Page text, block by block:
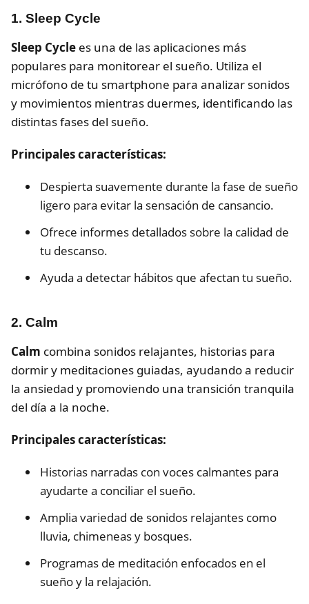
1. Sleep Cycle
Sleep Cycle es una de las aplicaciones más
populares para monitorear el sueño. Utiliza el
micrófono de tu smartphone para analizar sonidos
y movimientos mientras duermes, identificando las
distintas fases del sueño.
Principales características:
Despierta suavemente durante la fase de sueño
ligero para evitar la sensación de cansancio.
Ofrece informes detallados sobre la calidad de
tu descanso.
Ayuda a detectar hábitos que afectan tu sueño.
2. Calm
Calm combina sonidos relajantes, historias para
dormir y meditaciones guiadas, ayudando a reducir
la ansiedad y promoviendo una transición tranquila
del día a la noche.
Principales características:
Historias narradas con voces calmantes para
ayudarte a conciliar el sueño.
Amplia variedad de sonidos relajantes como
lluvia, chimeneas y bosques.
Programas de meditación enfocados en el
sueño y la relajación.